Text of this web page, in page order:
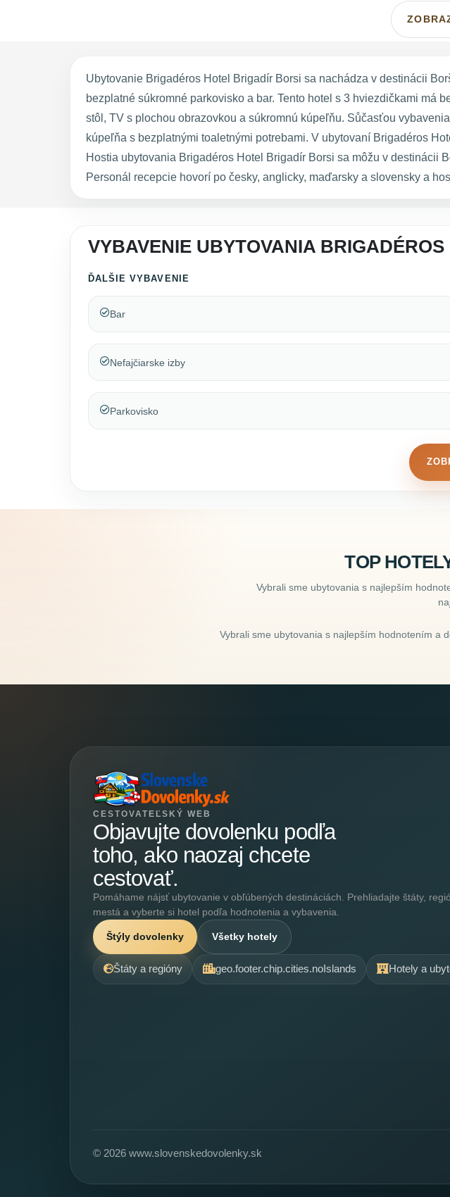
Ubytovanie Brigadéros Hotel Brigadír Borsi sa nachádza v destinácii
bezplatné súkromné parkovisko a bar. Tento hotel s 3 hviezdičkami má
stôl, TV s plochou obrazovkou a súkromnú kúpeľňu. Sůčasťou
kúpeľňa s bezplatnými toaletnými potrebami. V ubytovaní Brigadéros
Hostia ubytovania Brigadéros Hotel Brigadír Borsi sa môžu v destinácii
Personál recepcie hovorí po česky, anglicky, maďarsky a slovensky a
VYBAVENIE UBYTOVANIA
ĎALŠIE VYBAVENIE
Bar
Nefajčiarske izby
Parkovisko
TOP
Vybrali sme ubytovania s najlepším
Vybrali sme ubytovania s najlepším hodnotením a
CESTOVATEĽSKÝ WEB
Objavujte dovolenku podľa
toho, ako naozaj chcete
cestovať.
Pomáhame nájsť ubytovanie v obľúbených destináciách. Prehliadajte štáty,
mestá a vyberte si hotel podľa hodnotenia a vybavenia.
Štýly dovolenky Všetky hotely
Štáty a regióny geo.footer.chip.cities.noIslands Hotely a
© 2026 www.slovenskedovolenky.sk